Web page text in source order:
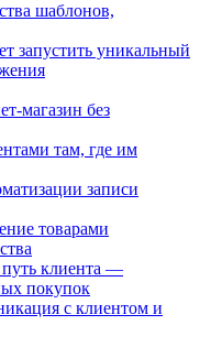
шаблонов,
запустить уникальный
магазин без
там, где им
записи
товарами
клиента —
покупок
с клиентом и